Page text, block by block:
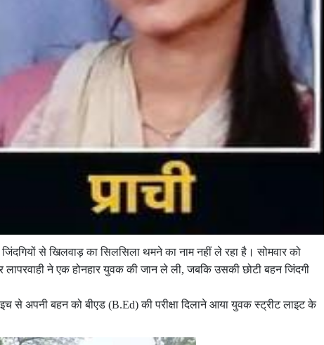
से खिलवाड़ का सिलसिला थमने का नाम नहीं ले रहा है। सोमवार को
ने एक होनहार युवक की जान ले ली, जबकि उसकी छोटी बहन जिंदगी
से अपनी बहन को बीएड (B.Ed) की परीक्षा दिलाने आया युवक स्ट्रीट लाइट के